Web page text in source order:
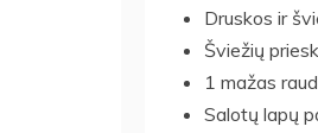
Druskos ir
Šviežių
1 mažas
Salotų lapų